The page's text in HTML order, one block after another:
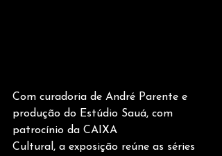
Com curadoria de André Parente e
produção do Estúdio Sauá, com
patrocínio da CAIXA
Cultural, a exposição reúne as séries